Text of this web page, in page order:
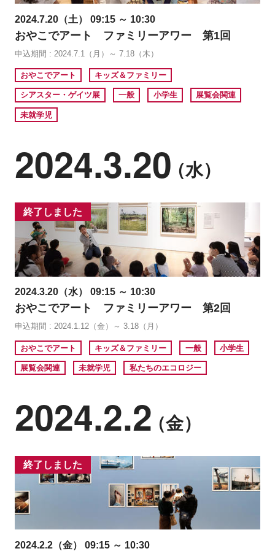
2024.7.20（土） 09:15 ～ 10:30
おやこでアート ファミリーアワー 第1回
申込期間 : 2024.7.1（月）～ 7.18（木）
おやこでアート キッズ＆ファミリー
シアスター・ゲイツ展 一般 小学生 展覧会関連
未就学児
2024.3.20（水）
終了しました
2024.3.20（水） 09:15 ～ 10:30
おやこでアート ファミリーアワー 第2回
申込期間 : 2024.1.12（金）～ 3.18（月）
おやこでアート キッズ＆ファミリー 一般 小学生
展覧会関連 未就学児 私たちのエコロジー
2024.2.2（金）
終了しました
2024.2.2（金） 09:15 ～ 10:30